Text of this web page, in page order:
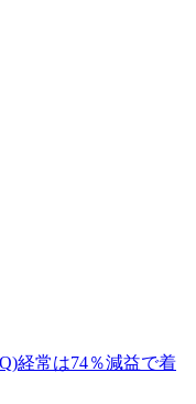
経常は74％減益で着